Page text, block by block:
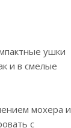
ушки
и в смелые
мохера и
с